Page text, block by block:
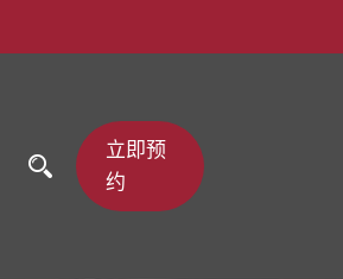
立即预
约